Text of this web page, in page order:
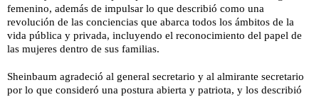
femenino, además de impulsar lo que describió como una
revolución de las conciencias que abarca todos los ámbitos de la
vida pública y privada, incluyendo el reconocimiento del papel de
las mujeres dentro de sus familias.
Sheinbaum agradeció al general secretario y al almirante secretario
por lo que consideró una postura abierta y patriota, y los describió